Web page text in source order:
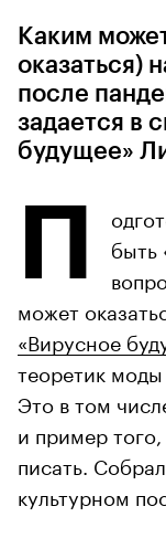
Каким
оказаться)
после
задается в
будущее»
П
быть
может
«Вирусное
теоретик
Это в том
и пример
писать.
культурном